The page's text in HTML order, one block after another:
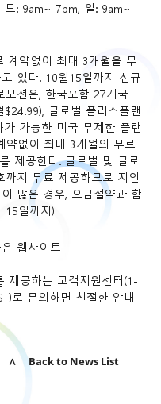
: 9am~ 7pm, 일: 9am~
계약없이 최대 3개월을 무
있다. 10월15일까지 신규
션은, 한국포함 27개국
글로벌 플러스플랜
가능한 미국 무제한 플랜
약없이 최대 3개월의 무료
제공한다. 글로벌 및 글로
지 무료 제공하므로 지인
많은 경우, 요금절약과 함
15일까지)
웹사이트
제공하는 고객지원센터(1-
로 문의하면 친절한 안내
∧ Back to News List